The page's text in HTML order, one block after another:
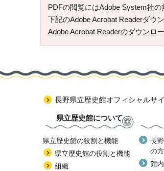
PDFの閲覧にはAdobe System社の
下記のAdobe Acrobat Readerダウ
Adobe Acrobat Readerのダウンロ
長野県立歴史館オフィシャルサ
県立歴史館について
県立歴史館の役割と機能
県立歴史館の役割と機能
組織
長
の方
館